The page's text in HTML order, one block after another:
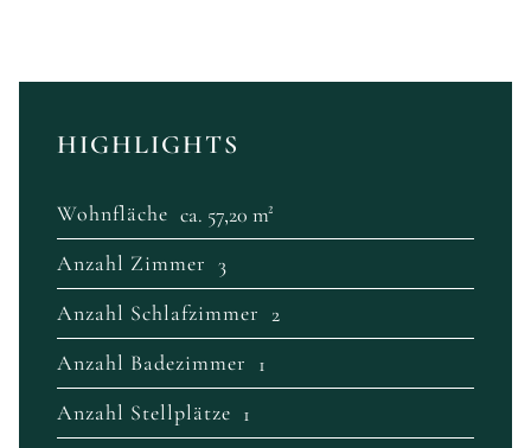
HIGHLIGHTS
Wohnfläche ca. 57,20 m²
Anzahl Zimmer 3
Anzahl Schlafzimmer 2
Anzahl Badezimmer 1
Anzahl Stellplätze 1